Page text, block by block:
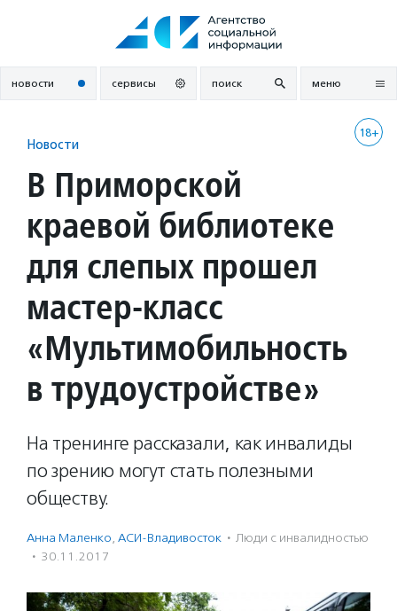
новости сервисы поиск меню
18+
Новости
В Приморской
краевой библиотеке
для слепых прошел
мастер-класс
«Мультимобильность
в трудоустройстве»
На тренинге рассказали, как инвалиды
по зрению могут стать полезными
обществу.
Анна Маленко, АСИ-Владивосток · Люди с инвалидностью
· 30.11.2017